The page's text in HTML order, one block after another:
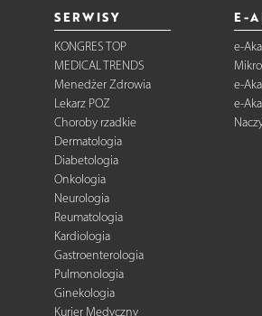
SERWISY
KONGRES TOP
MEDICAL TRENDS
Menedżer Zdrowia
Lekarz POZ
Choroby rzadkie
Dermatologia
Diabetologia
Onkologia
Neurologia
Reumatologia
Kardiologia
Gastroenterologia
Pulmonologia
Ginekologia
Kurier Medyczny
E-
e-
e-
e-